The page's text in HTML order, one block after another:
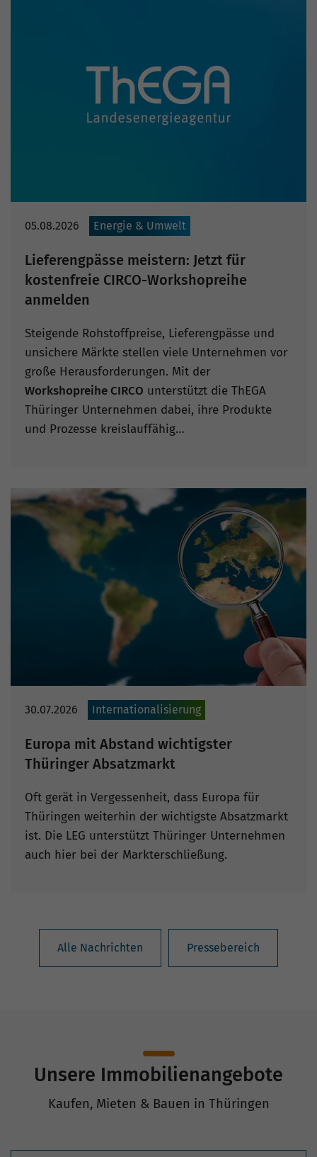
05.08.2026 Energie & Umwelt
Lieferengpässe meistern: Jetzt für
kostenfreie CIRCO-Workshopreihe
anmelden
Steigende Rohstoffpreise, Lieferengpässe und
unsichere Märkte stellen viele Unternehmen vor
große Herausforderungen. Mit der
Workshopreihe CIRCO unterstützt die ThEGA
Thüringer Unternehmen dabei, ihre Produkte
und Prozesse kreislauffähig…
30.07.2026 Internationalisierung
Europa mit Abstand wichtigster
Thüringer Absatzmarkt
Oft gerät in Vergessenheit, dass Europa für
Thüringen weiterhin der wichtigste Absatzmarkt
ist. Die LEG unterstützt Thüringer Unternehmen
auch hier bei der Markterschließung.
Alle Nachrichten Pressebereich
Unsere Immobilienangebote
Kaufen, Mieten & Bauen in Thüringen